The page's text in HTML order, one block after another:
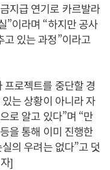
지급 연기로 카르발라
”이라며 “하지만 공사
있는 과정”이라고
프로젝트를 중단할 경
는 상황이 아니라 자
로 알고 있다”며 “만
을 통해 이미 진행한
의 우려는 없다”고 덧
]